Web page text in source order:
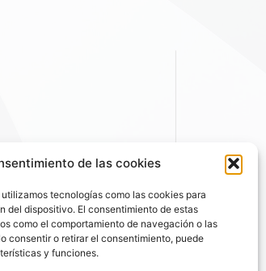
de las cookies
tecnologías como las cookies para
del dispositivo. El consentimiento de estas
como el comportamiento de navegación o las
consentir o retirar el consentimiento, puede
y funciones.